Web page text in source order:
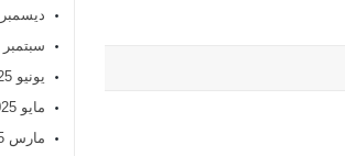
ديسمبر 2025
سبتمبر 2025
يونيو 2025
مايو 2025
مارس 2025